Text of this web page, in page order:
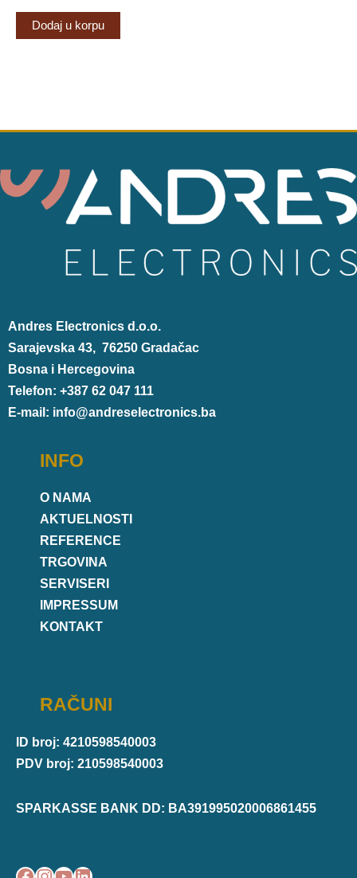
Dodaj u korpu
Andres Electronics d.o.o.
Sarajevska 43, 76250 Gradačac
Bosna i Hercegovina
Telefon: +387 62 047 111
E-mail: info@andreselectronics.ba
INFO
O NAMA
AKTUELNOSTI
REFERENCE
TRGOVINA
SERVISERI
IMPRESSUM
KONTAKT
RAČUNI
ID broj: 4210598540003
PDV broj: 210598540003
SPARKASSE BANK DD: BA391995020006861455